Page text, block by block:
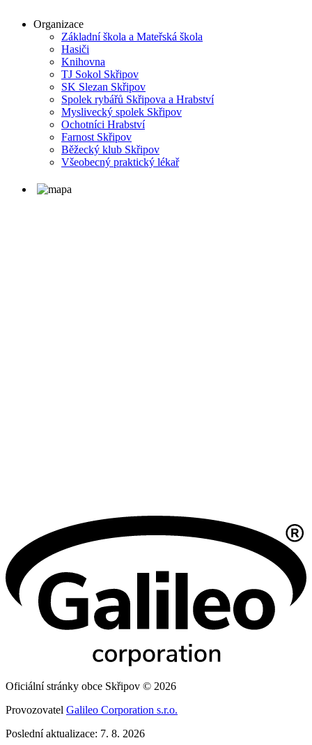
Organizace
Základní škola a Mateřská škola
Hasiči
Knihovna
TJ Sokol Skřipov
SK Slezan Skřipov
Spolek rybářů Skřipova a Hrabství
Myslivecký spolek Skřipov
Ochotníci Hrabství
Farnost Skřipov
Běžecký klub Skřipov
Všeobecný praktický lékař
Oficiální stránky obce Skřipov © 2026
Provozovatel Galileo Corporation s.r.o.
Poslední aktualizace: 7. 8. 2026